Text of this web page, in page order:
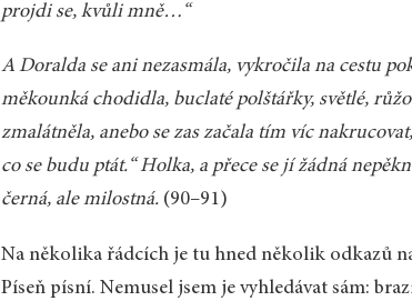
projdi se, kvůli mně…“
A Doralda se ani nezasmála, vykročila na cestu
měkounká chodidla, buclaté polštářky, světlé,
zmalátněla, anebo se zas začala tím víc
co se budu ptát.“ Holka, a přece se jí žádná
černá, ale milostná. (90–91)
Na několika řádcích je tu hned několik odkazů
Píseň písní. Nemusel jsem je vyhledávat sám: